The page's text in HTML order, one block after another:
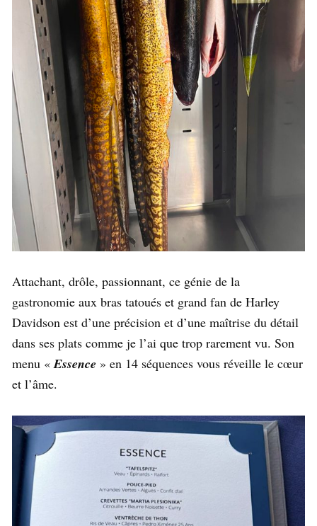
Attachant, drôle, passionnant, ce génie de la
gastronomie aux bras tatoués et grand fan de Harley
Davidson est d’une précision et d’une maîtrise du détail
dans ses plats comme je l’ai que trop rarement vu. Son
menu «Essence » en 14 séquences vous réveille le cœur
et l’âme.